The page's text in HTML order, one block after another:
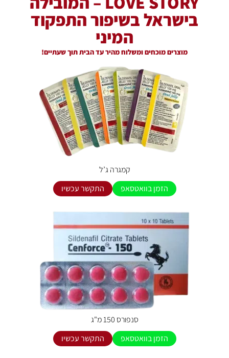
בישראל בשיפור התפקוד
המיני
מוצרים מוכחים ומשלוח מהיר עד הבית תוך שעתיים!
קמגרה ג’ל
הזמן בוואטסאפ
התקשר עכשיו
סנפורס 150 מ"ג
הזמן בוואטסאפ
התקשר עכשיו